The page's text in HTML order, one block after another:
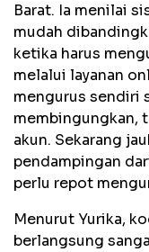
Barat. Ia menilai
mudah
ketika harus
melalui layanan
mengurus sendiri
membingungkan,
akun. Sekarang
pendampingan
perlu repot
Menurut Yurika,
berlangsung